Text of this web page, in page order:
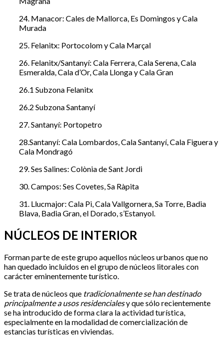
24. Manacor: Cales de Mallorca, Es Domingos y Cala
Murada
25. Felanitx: Portocolom y Cala Marçal
26. Felanitx/Santanyí: Cala Ferrera, Cala Serena, Cala
Esmeralda, Cala d’Or, Cala Llonga y Cala Gran
26.1 Subzona Felanitx
26.2 Subzona Santanyí
27. Santanyí: Portopetro
28.Santanyí: Cala Lombardos, Cala Santanyí, Cala Figuera y
Cala Mondragó
29. Ses Salines: Colònia de Sant Jordi
30. Campos: Ses Covetes, Sa Ràpita
31. Llucmajor: Cala Pi, Cala Vallgornera, Sa Torre, Badia
Blava, Badia Gran, el Dorado, s’Estanyol.
NÚCLEOS DE INTERIOR
Forman parte de este grupo aquellos núcleos urbanos que no
han quedado incluidos en el grupo de núcleos litorales con
carácter eminentemente turístico.
Se trata de núcleos que tradicionalmente se han destinado
principalmente a usos residencialesy que sólo recientemente
se ha introducido de forma clara la actividad turística,
especialmente en la modalidad de comercialización de
estancias turísticas en viviendas.